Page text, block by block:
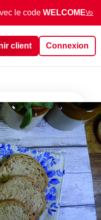
le code WELCOMEVoir
client Connexion